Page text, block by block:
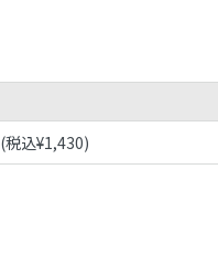
(税込¥1,430)